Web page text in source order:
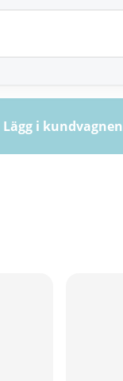
Lägg i kundvagnen